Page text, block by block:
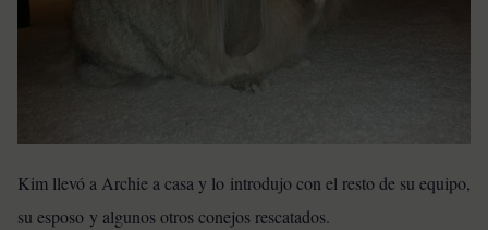
Kim llevó a Archie a casa y lo introdujo con el resto de su equipo,
su esposo y algunos otros conejos rescatados.